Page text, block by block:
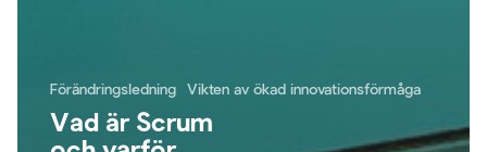
Förändringsledning Vikten av ökad innovationsförmåga
Vad är Scrum